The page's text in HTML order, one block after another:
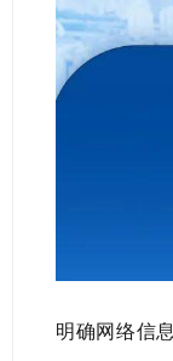
明确网络信